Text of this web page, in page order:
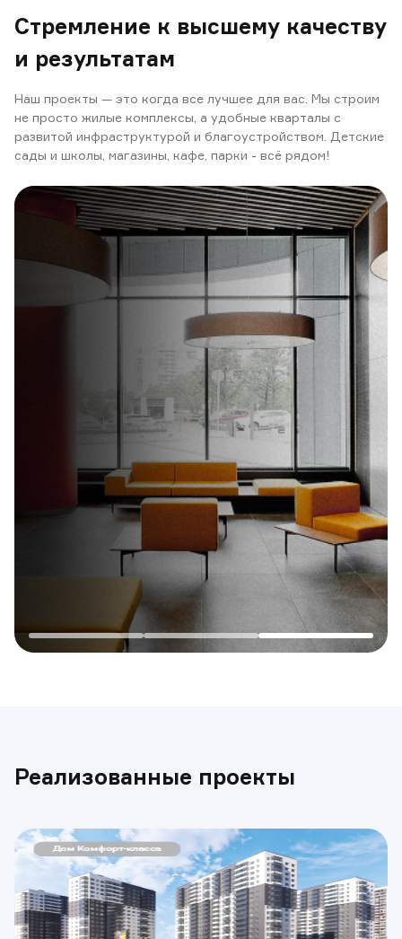
Стремление к высшему качеству
и результатам
Наш проекты — это когда все лучшее для вас. Мы строим
не просто жилые комплексы, а удобные кварталы с
развитой инфраструктурой и благоустройством. Детские
сады и школы, магазины, кафе, парки - всё рядом!
Реализованные проекты